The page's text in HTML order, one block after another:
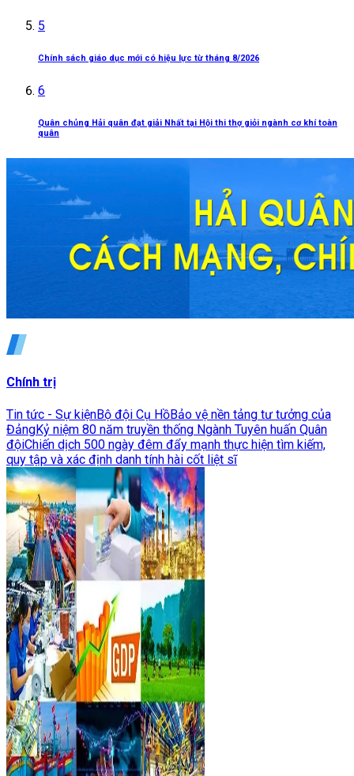
5
Chính sách giáo dục mới có hiệu lực từ tháng 8/2026
6
Quân chủng Hải quân đạt giải Nhất tại Hội thi thợ giỏi ngành cơ khí toàn
quân
Chính trị
Tin tức - Sự kiệnBộ đội Cụ HồBảo vệ nền tảng tư tưởng của
ĐảngKỷ niệm 80 năm truyền thống Ngành Tuyên huấn Quân
độiChiến dịch 500 ngày đêm đẩy mạnh thực hiện tìm kiếm,
quy tập và xác định danh tính hài cốt liệt sĩ